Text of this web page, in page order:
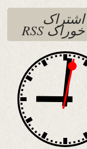
اشتراک
خوراک RSS